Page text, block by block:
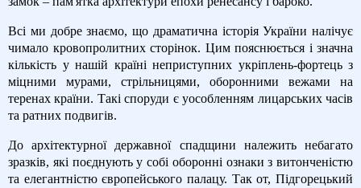
Всі ми добре знаємо, що драматична історія України налічує
чимало кровопролитних сторінок. Цим пояснюється і значна
кількість у нашій країні неприступних укріплень-фортець з
міцними мурами, стрільницями, оборонними вежами на
теренах країни. Такі споруди є уособленням лицарських часів
та ратних подвигів.
До архітектурної державної спадщини належить небагато
зразків, які поєднують у собі оборонні ознаки з витонченістю
та елегантністю європейського палацу. Так от, Підгорецький